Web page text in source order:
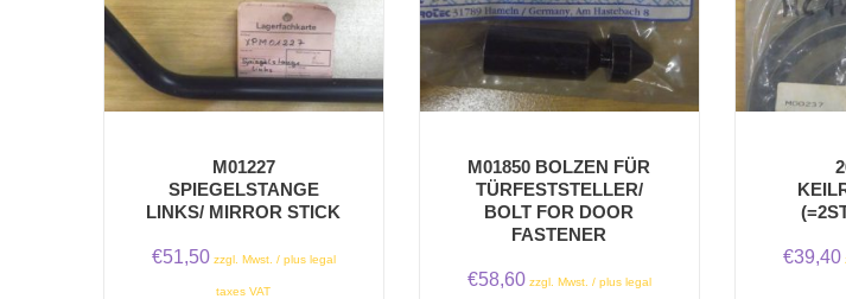
M01227
SPIEGELSTANGE
LINKS/ MIRROR STICK
€51,50 zzgl. Mwst. / plus legal
taxes VAT
M01850 BOLZEN FÜR
TÜRFESTSTELLER/
BOLT FOR DOOR
FASTENER
€58,60 zzgl. Mwst. / plus legal
€39,40